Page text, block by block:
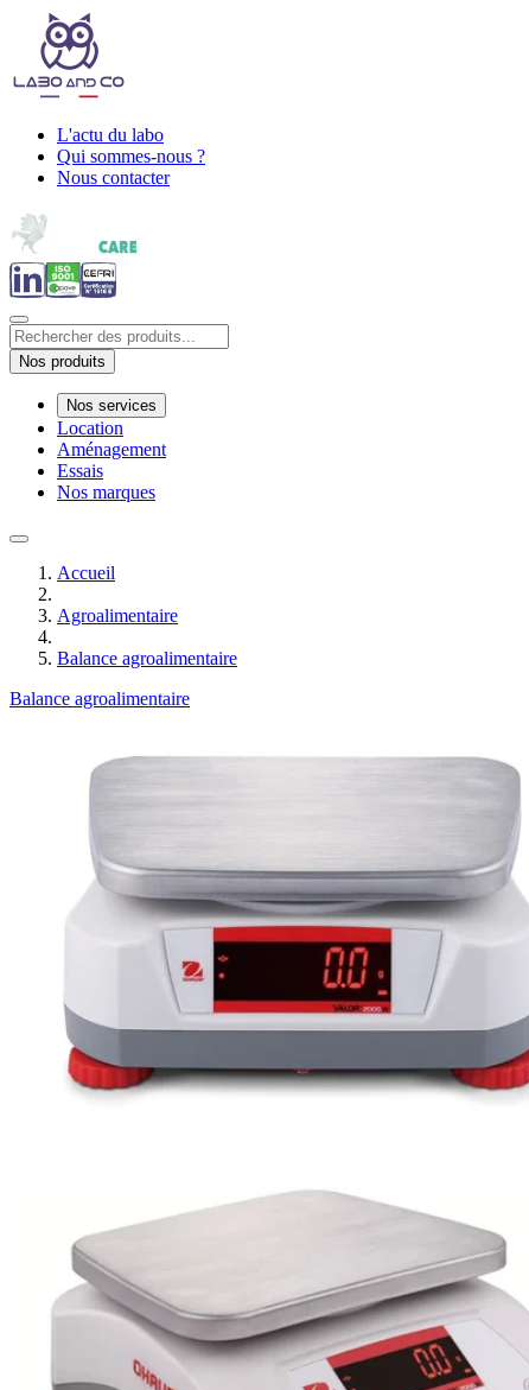
L'actu du labo
Qui sommes-nous ?
Nous contacter
Nos produits
Nos services
Location
Aménagement
Essais
Nos marques
Accueil
Agroalimentaire
Balance agroalimentaire
Balance agroalimentaire